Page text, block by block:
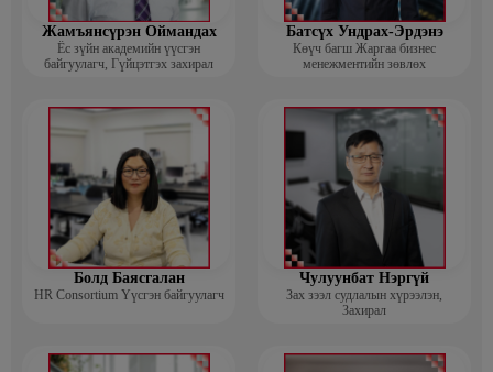
Жамъянсүрэн Оймандах
Ёс зүйн академийн үүсгэн
байгуулагч, Гүйцэтгэх захирал
Батсүх Ундрах-Эрдэнэ
Көүч багш Жаргаа бизнес
менежментийн зөвлөх
Болд Баясгалан
HR Consortium Үүсгэн байгуулагч
Чулуунбат Нэргүй
Зах зээл судлалын хүрээлэн,
Захирал